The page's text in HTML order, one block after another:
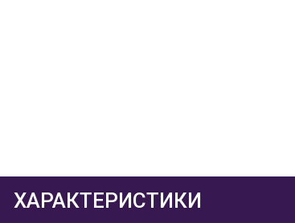
ХАРАКТЕРИСТИКИ